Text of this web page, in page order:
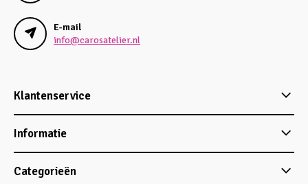
E-mail
info@carosatelier.nl
Klantenservice
Informatie
Categorieën